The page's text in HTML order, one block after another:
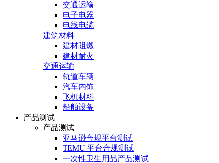
交通运输
电子电器
电线电缆
建筑材料
建材阻燃
建材耐火
交通运输
轨道车辆
汽车内饰
飞机材料
船舶设备
产品测试
产品测试
亚马逊合规平台测试
TEMU 平台合规测试
一次性卫生用品产品测试